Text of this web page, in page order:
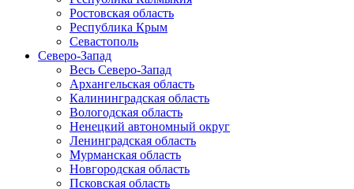
Ростовская область
Республика Крым
Севастополь
Северо-Запад
Весь Северо-Запад
Архангельская область
Калининградская область
Вологодская область
Ненецкий автономный округ
Ленинградская область
Мурманская область
Новгородская область
Псковская область